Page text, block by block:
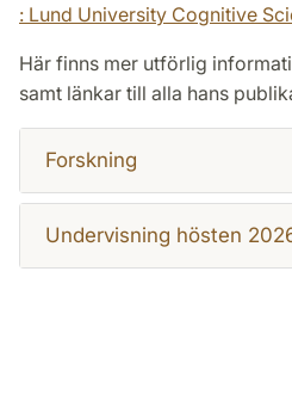
: Lund University Cognitive
Här finns mer utförlig
samt länkar till alla hans
Forskning
Undervisning hösten